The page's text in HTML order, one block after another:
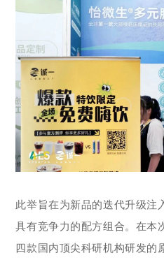
座11楼
©2023 诚一大健康科技集团有限
08114433号-4
Powered by
此举旨在为新品的迭代升级注
具有竞争力的配方组合。在本
四款国内顶尖科研机构研发的